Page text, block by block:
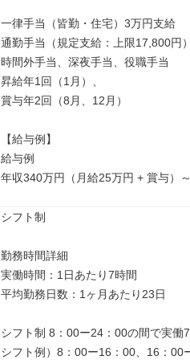
一律手当（皆勤・住宅）3万円支給
通勤手当（規定支給：上限17,800円）
時間外手当、深夜手当、役職手当
昇給年1回（1月）、
賞与年2回（8月、12月）
【給与例】
給与例
年収340万円（月給25万円 + 賞与）～
シフト制
勤務時間詳細
実働時間：1日あたり7時間
平均勤務日数：1ヶ月あたり23日
シフト制 8：00ー24：00の間で実働7
シフト例）8：00ー16：00、16：00